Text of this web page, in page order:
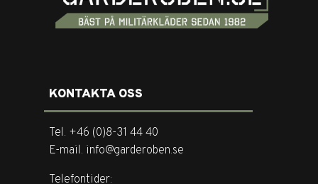
KONTAKTA OSS
Tel. +46 (0)8-31 44 40
E-mail. info@garderoben.se
Telefontider: